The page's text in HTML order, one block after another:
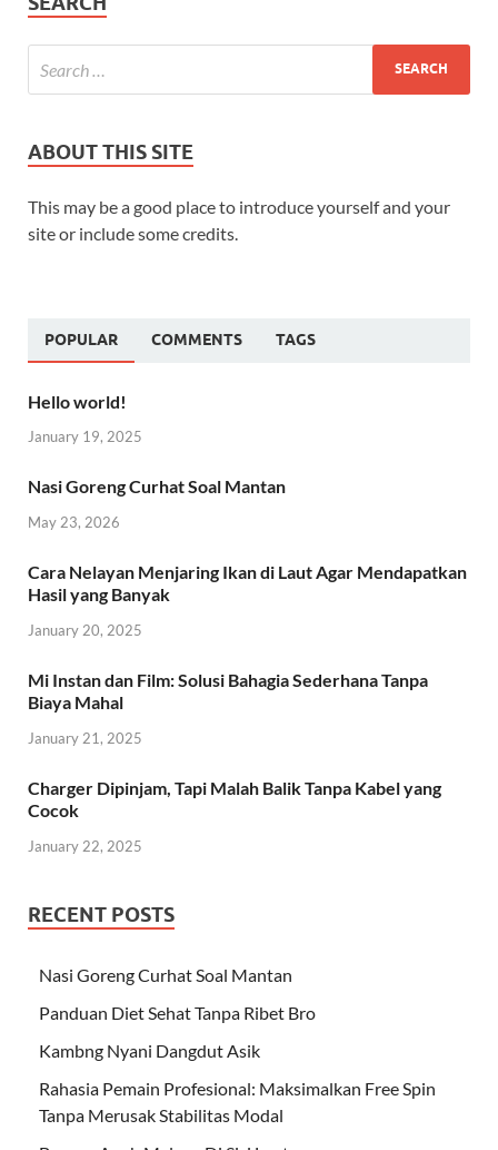
ABOUT THIS SITE
This may be a good place to introduce yourself and your
site or include some credits.
POPULAR COMMENTS TAGS
Hello world!
January 19, 2025
Nasi Goreng Curhat Soal Mantan
May 23, 2026
Cara Nelayan Menjaring Ikan di Laut Agar Mendapatkan
Hasil yang Banyak
January 20, 2025
Mi Instan dan Film: Solusi Bahagia Sederhana Tanpa
Biaya Mahal
January 21, 2025
Charger Dipinjam, Tapi Malah Balik Tanpa Kabel yang
Cocok
January 22, 2025
RECENT POSTS
Nasi Goreng Curhat Soal Mantan
Panduan Diet Sehat Tanpa Ribet Bro
Kambng Nyani Dangdut Asik
Rahasia Pemain Profesional: Maksimalkan Free Spin
Tanpa Merusak Stabilitas Modal